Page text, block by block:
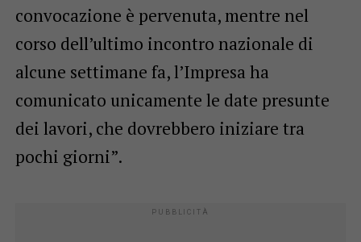
convocazione è pervenuta, mentre nel
corso dell’ultimo incontro nazionale di
alcune settimane fa, l’Impresa ha
comunicato unicamente le date presunte
dei lavori, che dovrebbero iniziare tra
pochi giorni”.